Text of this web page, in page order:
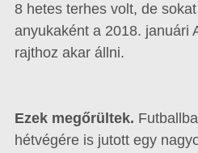
8 hetes terhes volt, de
anyukaként a 2018. januári
rajthoz akar állni.
Ezek megőrültek.
hétvégére is jutott egy